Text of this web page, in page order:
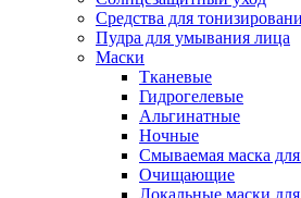
Средства для
Пудра для умывания лица
Маски
Тканевые
Гидрогелевые
Альгинатные
Ночные
Смываемая маска
Очищающие
Локальные маски